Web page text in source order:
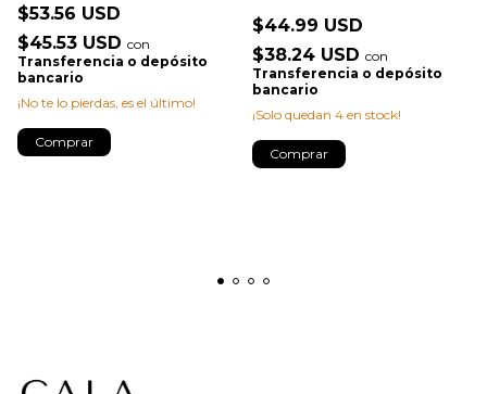
$53.56 USD
$45.53 USD con
Transferencia o depósito
bancario
¡No te lo pierdas, es el último!
Comprar
$44.99 USD
$38.24 USD con
Transferencia o depósito
bancario
¡Solo quedan 4 en stock!
Comprar